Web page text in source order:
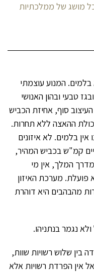
מושג של ממלכתיות
המנוע עוצמתי
טבעי ובהון האנושי
סוף, אחיזת הכביש
ההאצה ללא תחרות.
בלמים. לא איזונים
קמ"ש בכביש המהיר,
המלך, אין מי
פועלת. מערכת האיזון
מהבהבים היא דוהרת
נגמר בנתניהו.
בין שלוש רשויות שוות,
אין הפרדת רשויות אלא